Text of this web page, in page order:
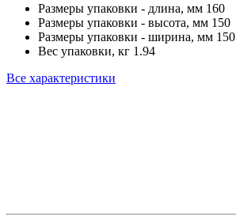
Размеры упаковки - длина, мм 160
Размеры упаковки - высота, мм 150
Размеры упаковки - ширина, мм 150
Вес упаковки, кг 1.94
Все характеристики